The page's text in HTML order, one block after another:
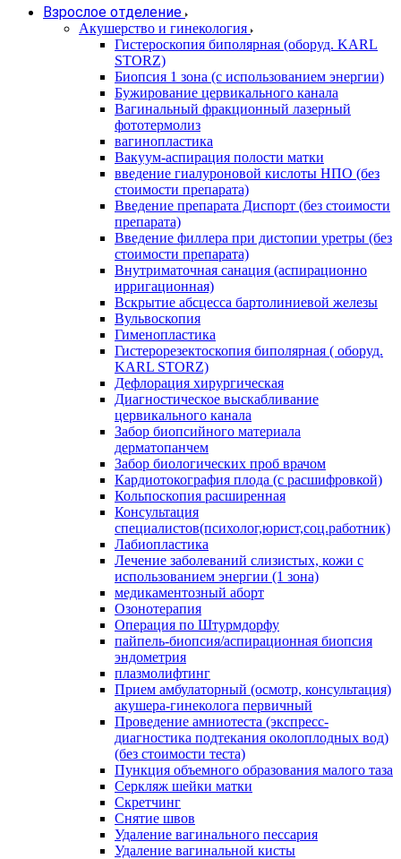
Взрослое отделение
Акушерство и гинекология
Гистероскопия биполярная (оборуд. KARL
STORZ)
Биопсия 1 зона (с использованием энергии)
Бужирование цервикального канала
Вагинальный фракционный лазерный
фототермолиз
вагинопластика
Вакуум-аспирация полости матки
введение гиалуроновой кислоты НПО (без
стоимости препарата)
Введение препарата Диспорт (без стоимости
препарата)
Введение филлера при дистопии уретры (без
стоимости препарата)
Внутриматочная санация (аспирационно
ирригационная)
Вскрытие абсцесса бартолиниевой железы
Вульвоскопия
Гименопластика
Гистерорезектоскопия биполярная ( оборуд.
KARL STORZ)
Дефлорация хирургическая
Диагностическое выскабливание
цервикального канала
Забор биопсийного материала
дерматопанчем
Забор биологических проб врачом
Кардиотокография плода (с расшифровкой)
Кольпоскопия расширенная
Консультация
специалистов(психолог,юрист,соц.работник)
Лабиопластика
Лечение заболеваний слизистых, кожи с
использованием энергии (1 зона)
медикаментозный аборт
Озонотерапия
Операция по Штурмдорфу
пайпель-биопсия/аспирационная биопсия
эндометрия
плазмолифтинг
Прием амбулаторный (осмотр, консультация)
акушера-гинеколога первичный
Проведение амниотеста (экспресс-
диагностика подтекания околоплодных вод)
(без стоимости теста)
Пункция объемного образования малого таза
Серкляж шейки матки
Скретчинг
Снятие швов
Удаление вагинального пессария
Удаление вагинальной кисты